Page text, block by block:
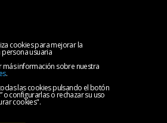
cookies para mejorar la
persona usuaria
más información sobre nuestra
.
las cookies pulsando el botón
o configurarlas o rechazar su uso
cookies".